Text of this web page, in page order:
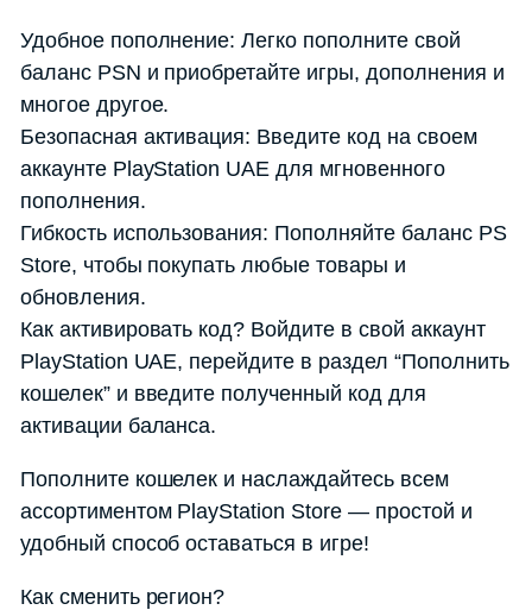
Удобное пополнение: Легко пополните свой
баланс PSN и приобретайте игры, дополнения и
многое другое.
Безопасная активация: Введите код на своем
аккаунте PlayStation UAE для мгновенного
пополнения.
Гибкость использования: Пополняйте баланс PS
Store, чтобы покупать любые товары и
обновления.
Как активировать код? Войдите в свой аккаунт
PlayStation UAE, перейдите в раздел “Пополнить
кошелек” и введите полученный код для
активации баланса.
Пополните кошелек и наслаждайтесь всем
ассортиментом PlayStation Store — простой и
удобный способ оставаться в игре!
Как сменить регион?